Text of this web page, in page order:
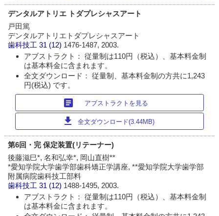
デンタルアトリエ トダプレシャスアート
戸田篤
デンタルアトリエトダプレシャスアート
歯科技工 31 (12) 1476-1487, 2003.
アブストラクト： 従量制は110円（税込）、基本料金制
は基本料金に含まれます。
全文ダウンロード： 従量制、基本料金制の方共に1,243
円(税込) です。
article アブストラクトを見る
download 全文ダウンロード(3.44MB)
第6回・完 保定装置(リテーナー)
後藤滋巳*, 名和弘幸*, 岡山直樹**
*愛知学院大学歯学部歯科矯正学講座, **愛知学院大学歯学部
附属病院歯科技工部料
歯科技工 31 (12) 1488-1495, 2003.
アブストラクト： 従量制は110円（税込）、基本料金制
は基本料金に含まれます。